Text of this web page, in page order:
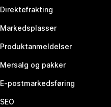
Direktefrakting
Markedsplasser
Produktanmeldelser
Mersalg og pakker
E-postmarkedsføring
SEO